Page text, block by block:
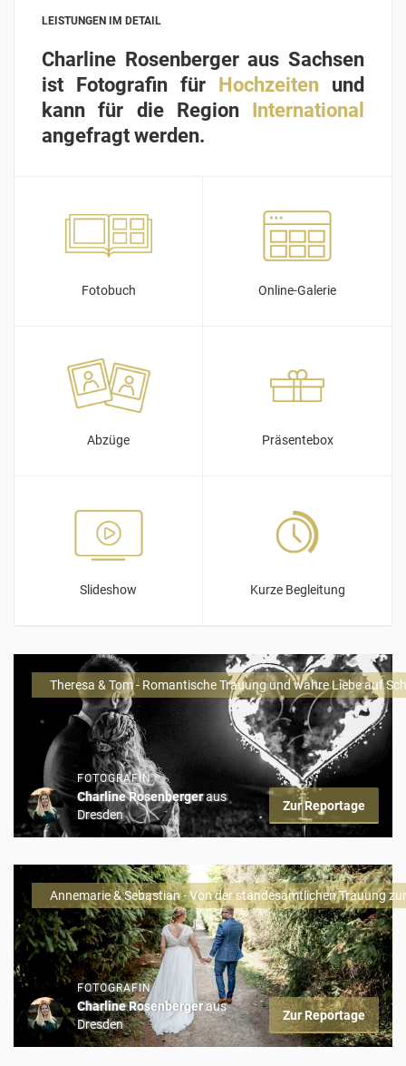
LEISTUNGEN IM DETAIL
Charline Rosenberger aus Sachsen
ist Fotografin für
Hochzeiten und
kann für die Region
International
angefragt werden.
Fotobuch Online-Galerie
Abzüge Präsentebox
Slideshow Kurze Begleitung
Theresa & Tom - Romantische Trauung und wahre Liebe auf
Zur Reportage
FOTOGRAFIN
Charline Rosenbergeraus
Dresden
Annemarie & Sebastian - Von der standesamtlichen Trauung
Zur Reportage
FOTOGRAFIN
Charline Rosenbergeraus
Dresden